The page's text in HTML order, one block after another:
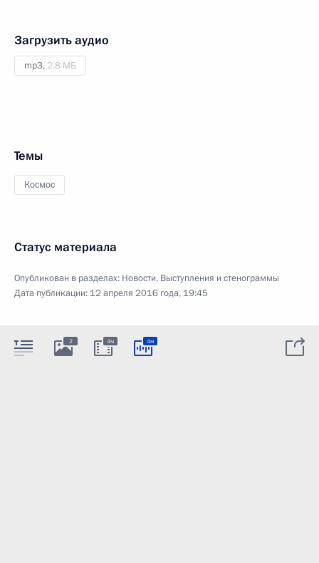
Загрузить аудио
mp3, 2.8 МБ
Темы
Космос
Статус материала
Опубликован в разделах: Новости, Выступления и стенограммы
Дата публикации: 12 апреля 2016 года, 19:45
2 4м 4м